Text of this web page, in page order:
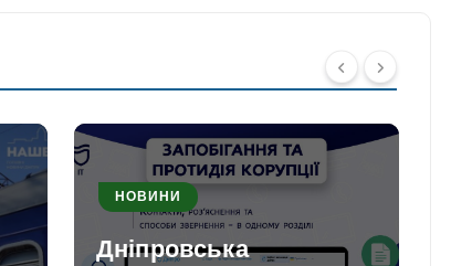
НОВИНИ
Дніпровська